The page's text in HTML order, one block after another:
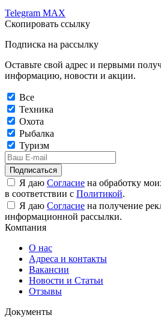
Telegram MAX
Скопировать ссылку
Подписка на рассылку
Оставьте свой адрес и первыми
информацию, новости и акции.
Все
Техника
Охота
Рыбалка
Туризм
Подписаться
Я даю Согласие на обработку
в соответствии с Политикой.
Я даю Согласие на получение
информационной рассылки.
Компания
О нас
Адреса и контакты
Вакансии
Новости и Статьи
Отзывы
Документы